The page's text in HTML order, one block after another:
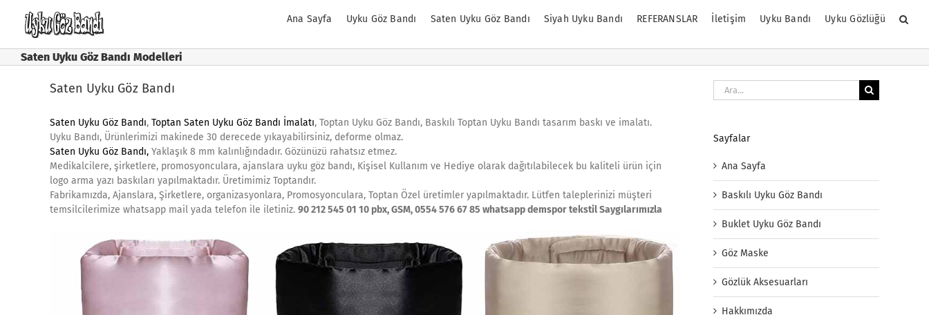
content
Ana Sayfa Uyku Göz Bandı Saten Uyku Göz Bandı Siyah Uyku Bandı REFERANSLAR İletişim Uyku Bandı Uyku Gözlüğü
Saten Uyku Göz Bandı Modelleri
Saten Uyku Göz Bandı
Saten Uyku Göz Bandı, Toptan Saten Uyku Göz Bandı İmalatı, Toptan Uyku Göz Bandı, Baskılı Toptan Uyku Bandı tasarım baskı ve imalatı.
Uyku Bandı, Ürünlerimizi makinede 30 derecede yıkayabilirsiniz, deforme olmaz.
Saten Uyku Göz Bandı, Yaklaşık 8 mm kalınlığındadır. Gözünüzü rahatsız etmez.
Medikalcilere, şirketlere, promosyonculara, ajanslara uyku göz bandı, Kişisel Kullanım ve Hediye olarak dağıtılabilecek bu kaliteli ürün için
logo arma yazı baskıları yapılmaktadır. Üretimimiz Toptandır.
Fabrikamızda, Ajanslara, Şirketlere, organizasyonlara, Promosyonculara, Toptan Özel üretimler yapılmaktadır. Lütfen taleplerinizi müşteri
temsilcilerimize whatsapp mail yada telefon ile iletiniz. 90 212 545 01 10 pbx, GSM, 0554 576 67 85 whatsapp demspor tekstil Saygılarımızla
Ara:
Sayfalar
Ana Sayfa
Baskılı Uyku Göz Bandı
Buklet Uyku Göz Bandı
Göz Maske
Gözlük Aksesuarları
Hakkımızda